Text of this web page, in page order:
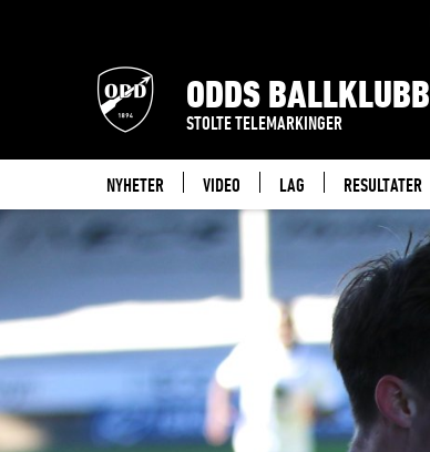
ODDS BALLKLUBB
STOLTE TELEMARKINGER
NYHETER VIDEO LAG RESULTATER